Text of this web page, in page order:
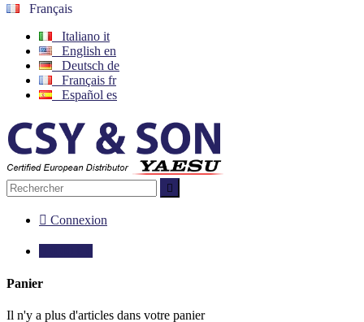
Français
Italiano it
English en
Deutsch de
Français fr
Español es

 Connexion
Panier
Il n'y a plus d'articles dans votre panier